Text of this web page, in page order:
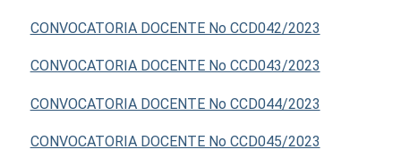
CONVOCATORIA DOCENTE No CCD042/2023
CONVOCATORIA DOCENTE No CCD043/2023
CONVOCATORIA DOCENTE No CCD044/2023
CONVOCATORIA DOCENTE No CCD045/2023